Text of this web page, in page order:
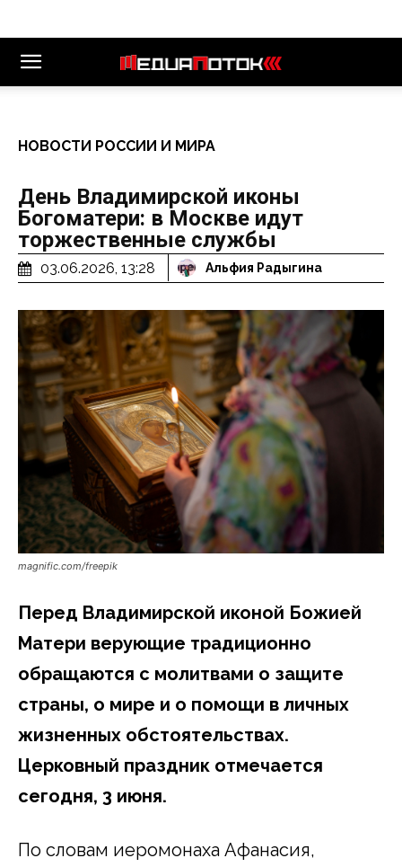
НОВОСТИ РОССИИ И МИРА
День Владимирской иконы
Богоматери: в Москве идут
торжественные службы
03.06.2026, 13:28 Альфия Радыгина
magnific.com/freepik
Перед Владимирской иконой Божией
Матери верующие традиционно
обращаются с молитвами о защите
страны, о мире и о помощи в личных
жизненных обстоятельствах.
Церковный праздник отмечается
сегодня, 3 июня.
По словам иеромонаха Афанасия,